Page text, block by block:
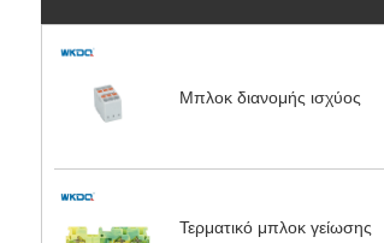
Μπλοκ διανομής ισχύος
Τερματικό μπλοκ γείωσης